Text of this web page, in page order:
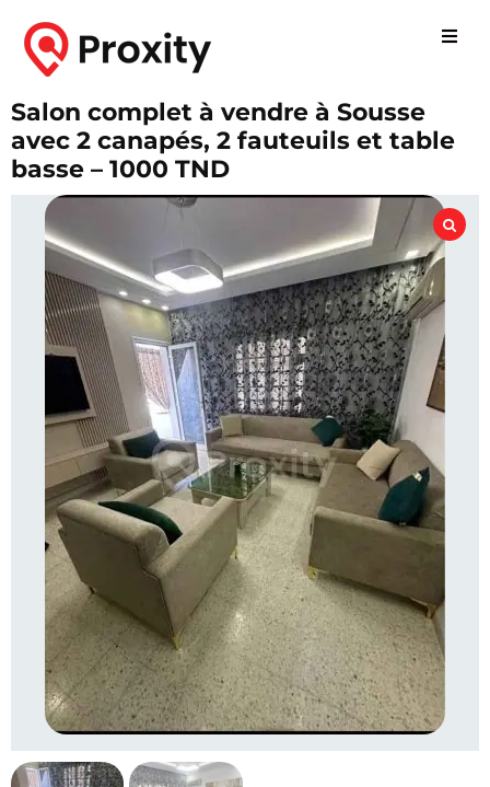
Salon complet à vendre à Sousse
avec 2 canapés, 2 fauteuils et table
basse – 1000 TND